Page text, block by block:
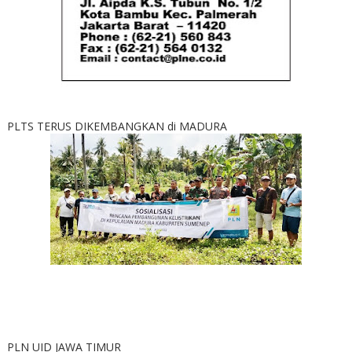
PLTS TERUS DIKEMBANGKAN di MADURA
PLN UID JAWA TIMUR